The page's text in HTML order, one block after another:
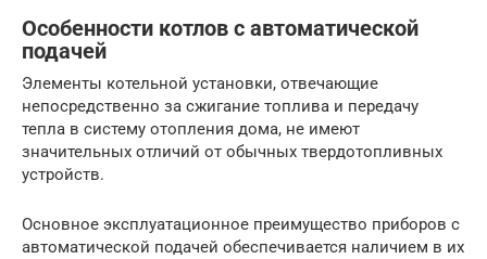
Особенности котлов с автоматической
подачей
Элементы котельной установки, отвечающие
непосредственно за сжигание топлива и передачу
тепла в систему отопления дома, не имеют
значительных отличий от обычных твердотопливных
устройств.
Основное эксплуатационное преимущество приборов с
автоматической подачей обеспечивается наличием в их